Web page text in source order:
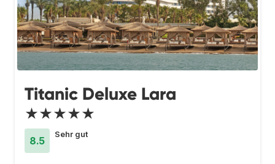
Titanic Deluxe Lara
★★★★★
8.5
Sehr gut